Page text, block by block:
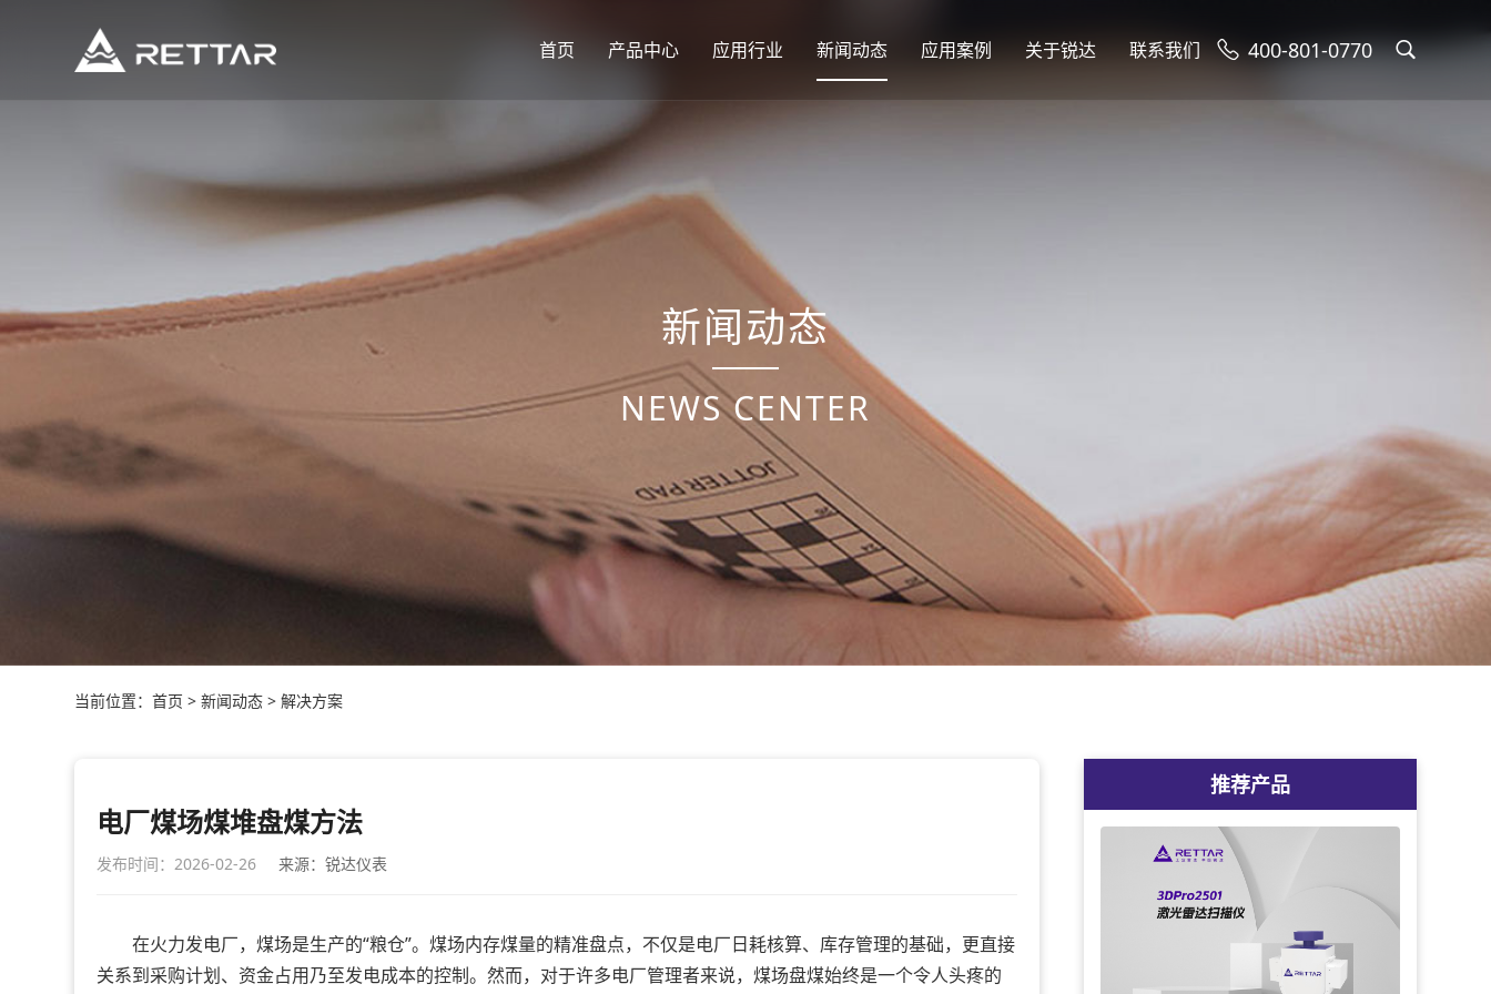
首页 产品中心 应用行业 新闻动态 应用案例 关于锐达 联系我们 400-801-0770
新闻动态
NEWS CENTER
当前位置：首页 > 新闻动态 > 解决方案
电厂煤场煤堆盘煤方法
发布时间：2026-02-26 来源：锐达仪表
在火力发电厂，煤场是生产的“粮仓”。煤场内存煤量的精准盘点，不仅是电厂日耗核算、库存管理的基础，更直接
关系到采购计划、资金占用乃至发电成本的控制。然而，对于许多电厂管理者来说，煤场盘煤始终是一个令人头疼的
推荐产品